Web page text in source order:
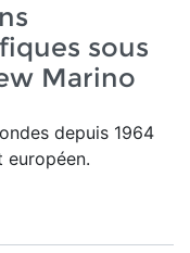
sous
Marino
depuis 1964
européen.